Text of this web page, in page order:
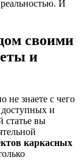
И
своими
и
не знаете с чего
и
статье вы
каркасных